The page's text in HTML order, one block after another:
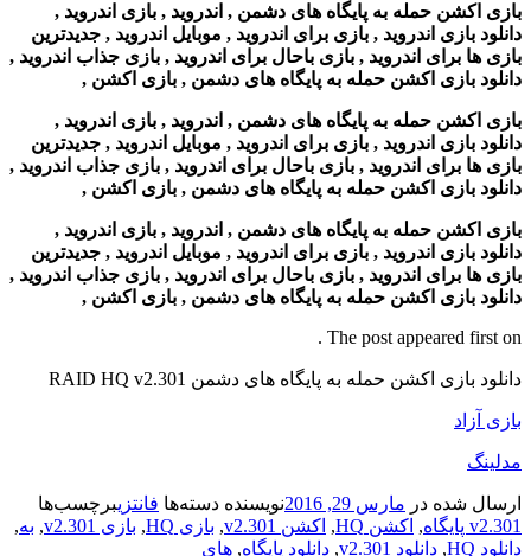
بازی اکشن حمله به پایگاه های دشمن , اندروید , بازی اندروید ,
دانلود بازی اندروید , بازی برای اندروید , موبایل اندروید , جدیدترین
بازی ها برای اندروید , بازی باحال برای اندروید , بازی جذاب اندروید ,
دانلود بازی اکشن حمله به پایگاه های دشمن , بازی اکشن ,
بازی اکشن حمله به پایگاه های دشمن , اندروید , بازی اندروید ,
دانلود بازی اندروید , بازی برای اندروید , موبایل اندروید , جدیدترین
بازی ها برای اندروید , بازی باحال برای اندروید , بازی جذاب اندروید ,
دانلود بازی اکشن حمله به پایگاه های دشمن , بازی اکشن ,
بازی اکشن حمله به پایگاه های دشمن , اندروید , بازی اندروید ,
دانلود بازی اندروید , بازی برای اندروید , موبایل اندروید , جدیدترین
بازی ها برای اندروید , بازی باحال برای اندروید , بازی جذاب اندروید ,
دانلود بازی اکشن حمله به پایگاه های دشمن , بازی اکشن ,
The post appeared first on .
دانلود بازی اکشن حمله به پایگاه های دشمن RAID HQ v2.301
بازی آزاد
مدلینگ
ارسال شده در مارس 29, 2016 نویسنده دسته‌ها فانتزیبرچسب‌ها
v2.301 پایگاه
, اکشن HQ , اکشن v2.301 , بازی HQ , بازی v2.301 , به,
دانلود HQ
, دانلود v2.301 , دانلود پایگاه, های